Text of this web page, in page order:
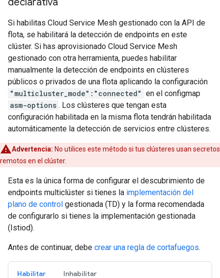
Si habilitas Cloud Service Mesh gestionado con la API de
flota, se habilitará la detección de endpoints en este
clúster. Si has aprovisionado Cloud Service Mesh
gestionado con otra herramienta, puedes habilitar
manualmente la detección de endpoints en clústeres
públicos o privados de una flota aplicando la configuración
"multicluster_mode":"connected" en el configmap
asm-options . Los clústeres que tengan esta
configuración habilitada en la misma flota tendrán habilitada
automáticamente la detección de servicios entre clústeres.
Advertencia: No utilices este método si tus clústeres usan secretos
remotos en el clúster.
Esta es la única forma de configurar el descubrimiento de
endpoints multiclúster si tienes la implementación del
plano de control gestionada (TD) y la forma recomendada
de configurarlo si tienes la implementación gestionada
(Istiod).
Antes de continuar, debe crear una regla de cortafuegos.
Habilitar Inhabilitar